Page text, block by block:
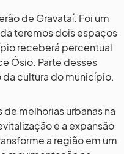
de Gravataí. Foi um
teremos dois espaços
receberá percentual
Ósio. Parte desses
cultura do município.
melhorias urbanas na
e a expansão
a região em um